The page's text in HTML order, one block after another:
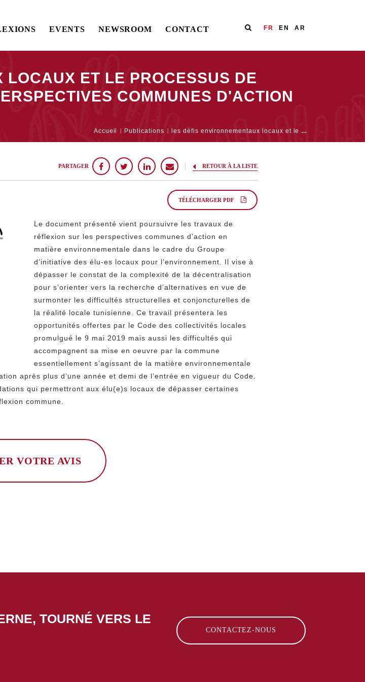
EVENTS NEWSROOM CONTACT FR EN AR
ET LE PROCESSUS DE
COMMUNES D'ACTION
Accueil Publications les défis environnementaux locaux et le processus de décentralisation quelles perspectives communes d'action des élu-es locaux
PARTAGER RETOUR À LA LISTE
TÉLÉCHARGER PDF
Le document présenté vient poursuivre les travaux de
réflexion sur les perspectives communes d’action en
matière environnementale dans le cadre du Groupe
d’initiative des élu-es locaux pour l’environnement. Il vise à
dépasser le constat de la complexité de la décentralisation
pour s’orienter vers la recherche d’alternatives en vue de
surmonter les difficultés structurelles et conjoncturelles de
la réalité locale tunisienne. Ce travail présentera les
opportunités offertes par le Code des collectivités locales
promulgué le 9 mai 2019 mais aussi les difficultés qui
accompagnent sa mise en oeuvre par la commune
essentiellement s’agissant de la matière environnementale
après plus d’une année et demi de l’entrée en vigueur du Code.
qui permettront aux élu(e)s locaux de dépasser certaines
commune.
VOTRE AVIS
TOURNÉ VERS LE
CONTACTEZ-NOUS